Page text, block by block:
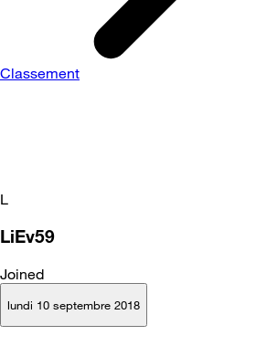
Classement
L
LiEv59
Joined
lundi 10 septembre 2018